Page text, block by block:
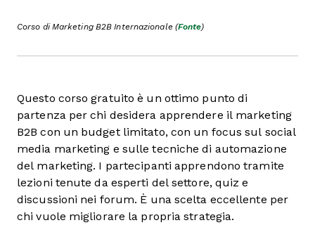
Corso di Marketing B2B Internazionale (Fonte)
Questo corso gratuito è un ottimo punto di
partenza per chi desidera apprendere il marketing
B2B con un budget limitato, con un focus sul social
media marketing e sulle tecniche di automazione
del marketing. I partecipanti apprendono tramite
lezioni tenute da esperti del settore, quiz e
discussioni nei forum. È una scelta eccellente per
chi vuole migliorare la propria strategia.